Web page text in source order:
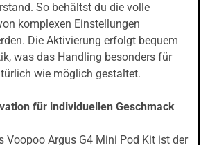
So behältst du die volle
komplexen Einstellungen
Die Aktivierung erfolgt bequem
was das Handling besonders für
wie möglich gestaltet.
für individuellen Geschmack
Voopoo Argus G4 Mini Pod Kit ist der